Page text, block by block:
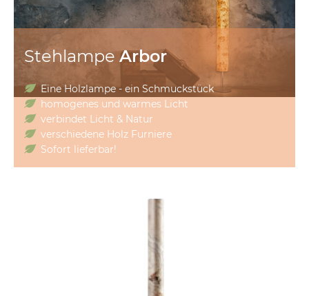
StehlampeArbor
Eine Holzlampe - ein Schmuckstück
homogenes und warmes Licht
verbindet Licht & Natur
verschiedene Holz Furniere
Sofort lieferbar!